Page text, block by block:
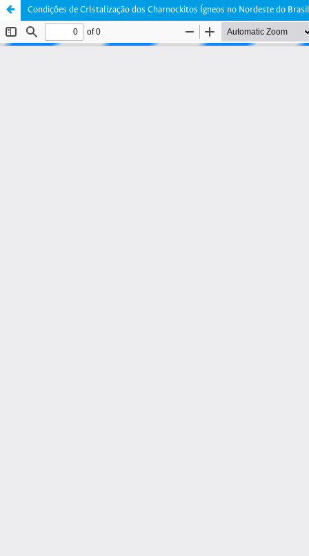
Condiçőes de Crlstalização dos Charnockitos Ígneos no Nordeste do Brasil